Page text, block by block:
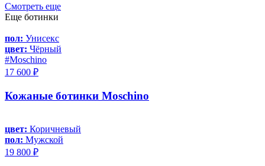
Смотреть еще
Еще ботинки
пол: Унисекс
цвет: Чёрный
#Moschino
17 600 ₽
Кожаные ботинки Moschino
цвет: Коричневый
пол: Мужской
19 800 ₽